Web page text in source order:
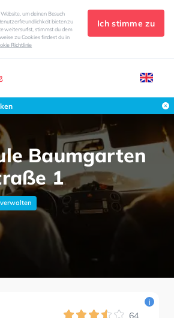
um deinen Besuch
bieten zu
weitersurfst, stimmst du dem
zu Cookies findest du in
Richtlinie
Ich stimme zu
Baumgarten
1
64
i